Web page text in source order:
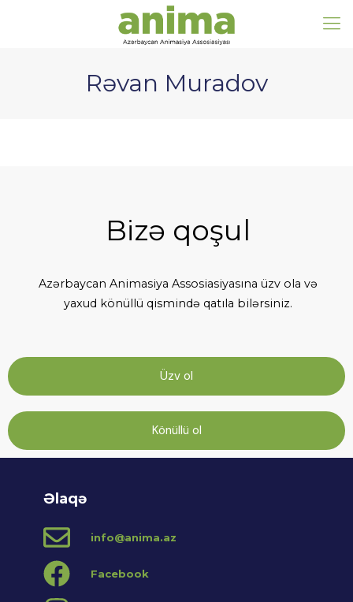
Rəvan Muradov
Bizə qoşul
Azərbaycan Animasiya Assosiasiyasına üzv ola və
yaxud könüllü qismində qatıla bilərsiniz.
Üzv ol
Könüllü ol
Əlaqə
info@anima.az
Facebook